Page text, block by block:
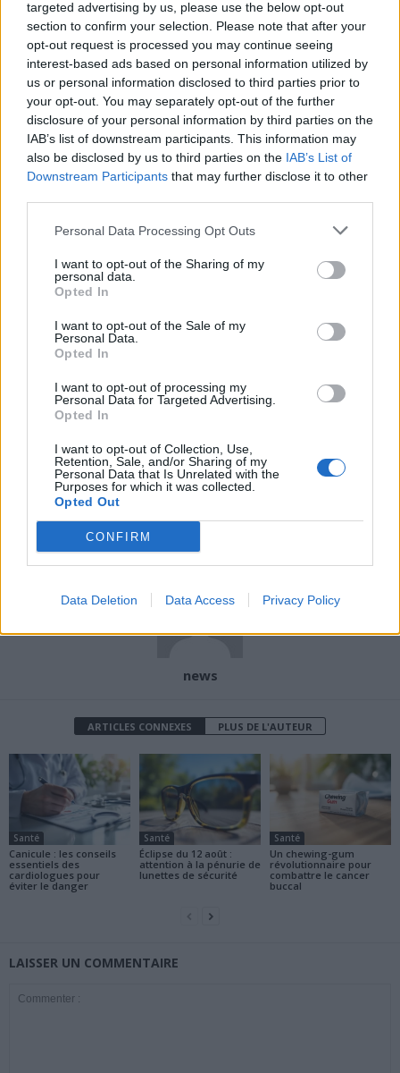
targeted advertising by us, please use the below opt-out
section to confirm your selection. Please note that after your
opt-out request is processed you may continue seeing
interest-based ads based on personal information utilized by
us or personal information disclosed to third parties prior to
your opt-out. You may separately opt-out of the further
disclosure of your personal information by third parties on the
IAB’s list of downstream participants. This information may
also be disclosed by us to third parties on the IAB’s List of
Downstream Participants that may further disclose it to other
Personal Data Processing Opt Outs
I want to opt-out of the Sharing of my
personal data.
Opted In
I want to opt-out of the Sale of my
Personal Data.
Opted In
I want to opt-out of processing my
Personal Data for Targeted Advertising.
Opted In
I want to opt-out of Collection, Use,
Retention, Sale, and/or Sharing of my
Personal Data that Is Unrelated with the
Purposes for which it was collected.
Opted Out
CONFIRM
Data Deletion Data Access Privacy Policy
Les solutions pour s’en sortir
Pour faire face à cette situation, plusieurs options existent.
Comparer les différentes offres permet parfois de trouver une
mutuelle plus abordable, tout en conservant des garanties
suffisantes.
Certaines aides locales peuvent également compléter la «
complémentaire santé solidaire » selon la situation. Il est conseillé
de se faire accompagner par des organismes spécialisés pour
Ces démarches peuvent contribuer à alléger le budget santé et à
Article précédent
Poids : un faux indicateur
de votre vraie santé
Fringale nocturne :
comment manger sans
news
ARTICLES CONNEXES PLUS DE L'AUTEUR
Santé
Canicule : les conseils
essentiels des
cardiologues pour
éviter le danger
Santé
Éclipse du 12 août :
attention à la pénurie de
lunettes de sécurité
Santé
Un chewing-gum
révolutionnaire pour
combattre le cancer
buccal
LAISSER UN COMMENTAIRE